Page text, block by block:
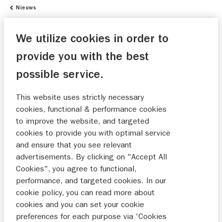
Nieuws
29-08-2019
Geavanceerde technieken in een strak
nieuwe DF300B, een zescilinder
buitenboordmotor met een vermogen van 300
Uitgerust met Suzuki’s innovatieve Dual
Prop System voor efficiënte stuwkracht en
een hogere stabiliteit
Compacte viertakt benzine-V6 met een
inhoud van 4,390 cm3 en een vermogen
We utilize cookies in order to
provide you with the best
possible service.
This website uses strictly necessary
cookies, functional & performance cookies
to improve the website, and targeted
cookies to provide you with optimal service
and ensure that you see relevant
advertisements. By clicking on "Accept All
Cookies", you agree to functional,
performance, and targeted cookies. In our
cookie policy, you can read more about
cookies and you can set your cookie
preferences for each purpose via 'Cookies